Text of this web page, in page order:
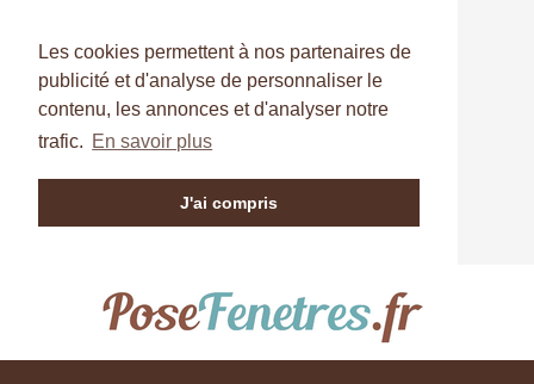
Les cookies permettent à nos partenaires de
publicité et d'analyse de personnaliser le
contenu, les annonces et d'analyser notre
trafic. En savoir plus
J'ai compris